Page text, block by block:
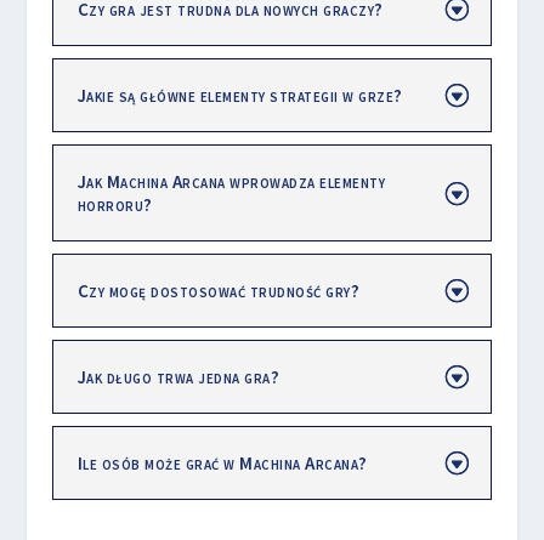
Czy gra jest trudna dla nowych graczy?
Jakie są główne elementy strategii w grze?
Jak Machina Arcana wprowadza elementy
horroru?
Czy mogę dostosować trudność gry?
Jak długo trwa jedna gra?
Ile osób może grać w Machina Arcana?